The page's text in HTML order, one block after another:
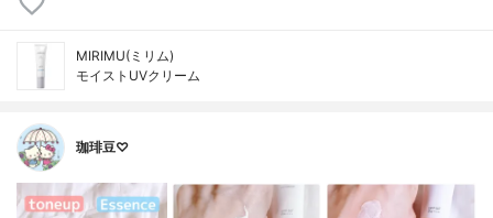
MIRIMU(ミリム)
モイストUVクリーム
珈琲豆♡